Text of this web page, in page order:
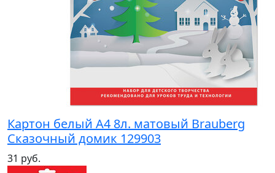
Картон белый А4 8л. матовый Brauberg
Сказочный домик 129903
31 руб.